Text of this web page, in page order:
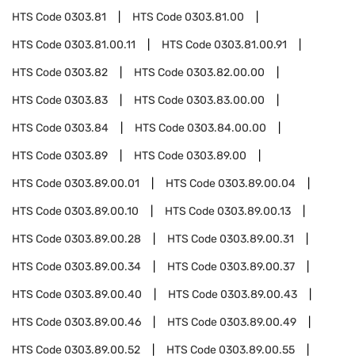
HTS Code0303.81 HTS Code0303.81.00
HTS Code0303.81.00.11 HTS Code0303.81.00.91
HTS Code0303.82 HTS Code0303.82.00.00
HTS Code0303.83 HTS Code0303.83.00.00
HTS Code0303.84 HTS Code0303.84.00.00
HTS Code0303.89 HTS Code0303.89.00
HTS Code0303.89.00.01 HTS Code0303.89.00.04
HTS Code0303.89.00.10 HTS Code0303.89.00.13
HTS Code0303.89.00.28 HTS Code0303.89.00.31
HTS Code0303.89.00.34 HTS Code0303.89.00.37
HTS Code0303.89.00.40 HTS Code0303.89.00.43
HTS Code0303.89.00.46 HTS Code0303.89.00.49
HTS Code0303.89.00.52 HTS Code0303.89.00.55